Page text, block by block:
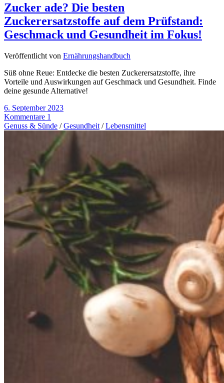
Zucker ade? Die besten
Zuckerersatzstoffe auf dem Prüfstand:
Geschmack und Gesundheit im Fokus!
Veröffentlicht von Ernährungshandbuch
Süß ohne Reue: Entdecke die besten Zuckerersatzstoffe, ihre
Vorteile und Auswirkungen auf Geschmack und Gesundheit. Finde
deine gesunde Alternative!
6. September 2023
Kommentare 1
Genuss & Sünde /Gesundheit /Lebensmittel